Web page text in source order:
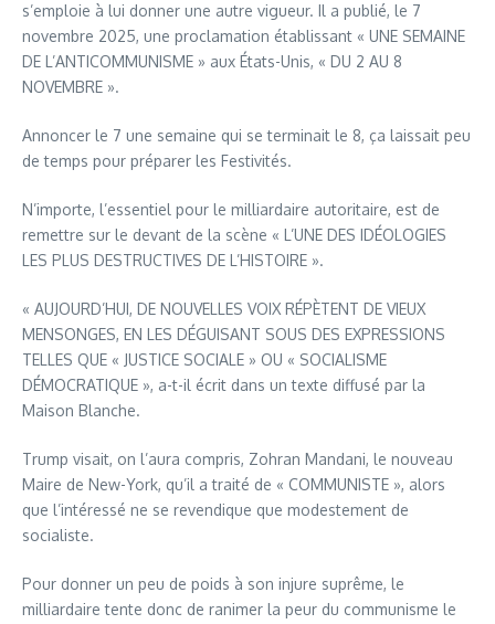
s’emploie à lui donner une autre vigueur. Il a publié, le 7
novembre 2025, une proclamation établissant « UNE SEMAINE
DE L’ANTICOMMUNISME » aux États-Unis, « DU 2 AU 8
NOVEMBRE ».
Annoncer le 7 une semaine qui se terminait le 8, ça laissait peu
de temps pour préparer les Festivités.
N’importe, l’essentiel pour le milliardaire autoritaire, est de
remettre sur le devant de la scène « L’UNE DES IDÉOLOGIES
LES PLUS DESTRUCTIVES DE L’HISTOIRE ».
« AUJOURD’HUI, DE NOUVELLES VOIX RÉPÈTENT DE VIEUX
MENSONGES, EN LES DÉGUISANT SOUS DES EXPRESSIONS
TELLES QUE « JUSTICE SOCIALE » OU « SOCIALISME
DÉMOCRATIQUE », a-t-il écrit dans un texte diffusé par la
Maison Blanche.
Trump visait, on l’aura compris, Zohran Mandani, le nouveau
Maire de New-York, qu’il a traité de « COMMUNISTE », alors
que l’intéressé ne se revendique que modestement de
socialiste.
Pour donner un peu de poids à son injure suprême, le
milliardaire tente donc de ranimer la peur du communisme le